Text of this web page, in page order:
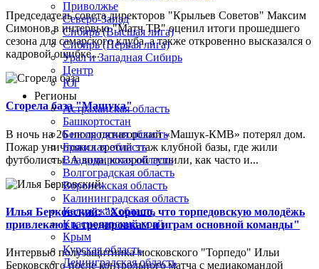
Председатель совета директоров "Крыльев Советов" Максим
Симонов в интервью "Матч ТВ" оценил итоги прошедшего
сезона для самарского клуба, а также откровенно высказался о
кадровой ошибке...
Сгорела база "Машука"
В ночь на 26 июля пятигорский «Машук-КМВ» потерял дом.
Пожар уничтожил третий этаж клубной базы, где жили
футболисты. А вода, которой тушили, как часто и...
Илья Берковский: "Хорошо, что торпедовскую молодёжь
привлекают к тренировкам и играм основной команды"
Интервью полузащитника московского "Торпедо" Ильи
Берковского после контрольного матча с медиакомандой
Приволжье
Северо-Запад
Сибирь (Высшая лига)
Сибирь (Первая лига)
Урал и Западная Сибирь
Центр
Юг
Регионы
Астраханская область
Башкортостан
Белгородская область
Брянская область
Владимирская область
Волгоградская область
Воронежская область
Калининградская область
Калужская область
Краснодарский край
Крым
Курская область
Ленинградская область